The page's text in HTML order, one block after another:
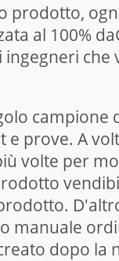
prodotto,
al 100%
e prove. A
volte per
manuale
dopo la